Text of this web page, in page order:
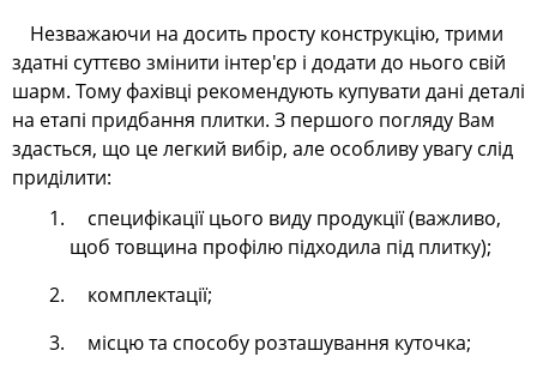
Незважаючи на досить просту конструкцію, трими
здатні суттєво змінити інтер'єр і додати до нього свій
шарм. Тому фахівці рекомендують купувати дані деталі
на етапі придбання плитки. З першого погляду Вам
здасться, що це легкий вибір, але особливу увагу слід
приділити:
специфікації цього виду продукції (важливо,
щоб товщина профілю підходила під плитку);
комплектації;
місцю та способу розташування куточка;